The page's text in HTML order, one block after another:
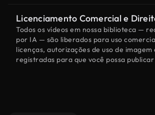
Licenciamento Comercial e
Todos os vídeos em nossa biblioteca —
por IA — são liberados para uso
licenças, autorizações de uso de imagem
registradas para que você possa